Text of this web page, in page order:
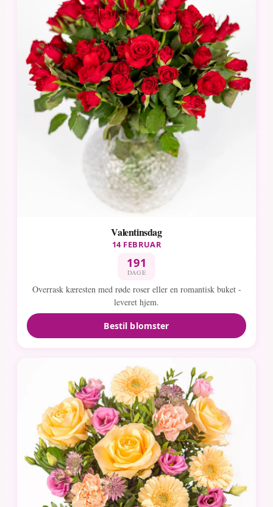
Valentinsdag
14 FEBRUAR
191
DAGE
Overrask kæresten med røde roser eller en romantisk buket -
leveret hjem.
Bestil blomster